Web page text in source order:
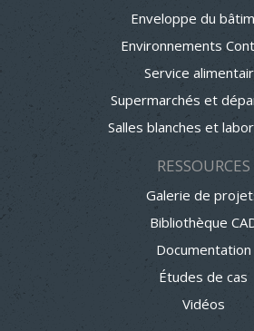
Enveloppe du
Environnements
Service
Supermarchés et
Salles blanches et
RESSOURCES
Galerie de
Bibliothèque
Documentation
Études de cas
Vidéos